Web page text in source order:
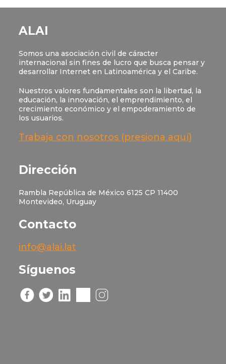
ALAI
Somos una asociación civil de cáracter
internacional sin fines de lucro que busca pensar y
desarrollar Internet en Latinoamérica y el Caribe.
Nuestros valores fundamentales son la libertad, la
educación, la innovación, el emprendimiento, el
crecimiento económico y el empoderamiento de
los usuarios.
Trabaja con nosotros (presiona aquí)
Dirección
Rambla República de México 6125 CP 11400
Montevideo, Uruguay
Contacto
info@alai.lat
Síguenos